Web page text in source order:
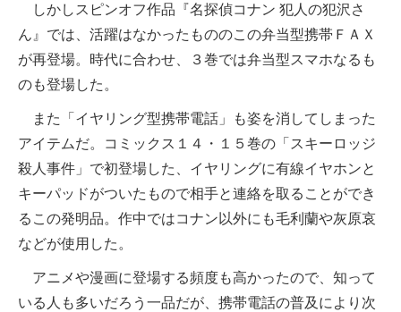
しかしスピンオフ作品『名探偵コナン 犯人の犯沢さ
ん』では、活躍はなかったもののこの弁当型携帯ＦＡＸ
が再登場。時代に合わせ、３巻では弁当型スマホなるも
のも登場した。
また「イヤリング型携帯電話」も姿を消してしまった
アイテムだ。コミックス１４・１５巻の「スキーロッジ
殺人事件」で初登場した、イヤリングに有線イヤホンと
キーパッドがついたもので相手と連絡を取ることができ
るこの発明品。作中ではコナン以外にも毛利蘭や灰原哀
などが使用した。
アニメや漫画に登場する頻度も高かったので、知って
いる人も多いだろう一品だが、携帯電話の普及により次